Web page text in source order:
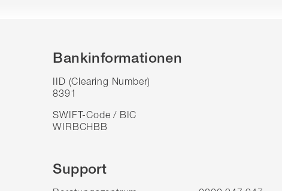
Bankinformationen
IID (Clearing Number)
8391
SWIFT-Code / BIC
WIRBCHBB
Support